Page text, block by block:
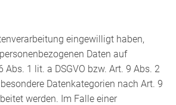
eingewilligt haben,
Daten auf
Abs. 1 lit. a DSGVO bzw. Art. 9 Abs. 2
Datenkategorien nach Art. 9
werden. Im Falle einer